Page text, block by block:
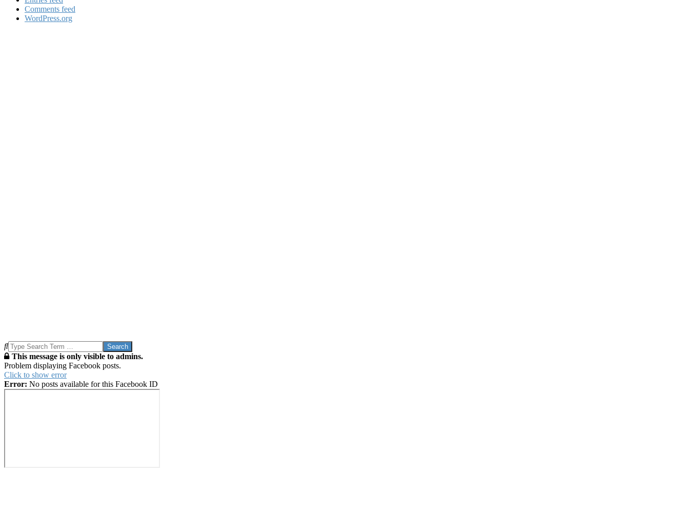
Comments feed
WordPress.org
Search
This message is only visible to admins.
Problem displaying Facebook posts.
Click to show error
Error: No posts available for this Facebook ID